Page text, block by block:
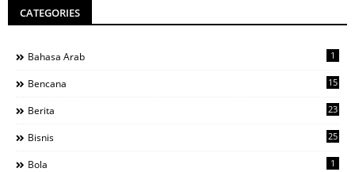
CATEGORIES
Bahasa Arab 1
Bencana 15
Berita 23
Bisnis 25
Bola 1